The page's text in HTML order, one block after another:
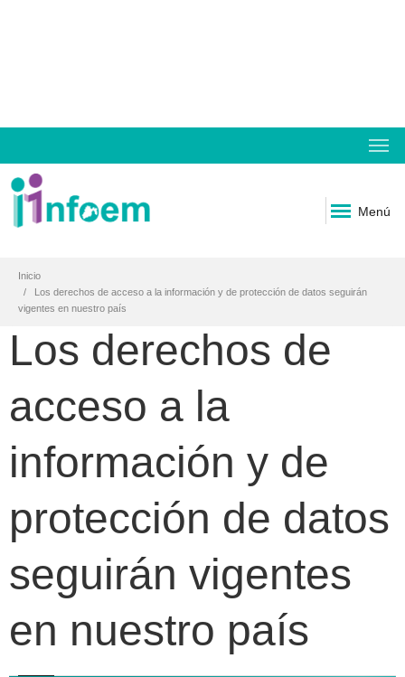
Menú
Inicio
Los derechos de acceso a la información y de protección de datos seguirán
vigentes en nuestro país
Los derechos de
acceso a la
información y de
protección de datos
seguirán vigentes
en nuestro país